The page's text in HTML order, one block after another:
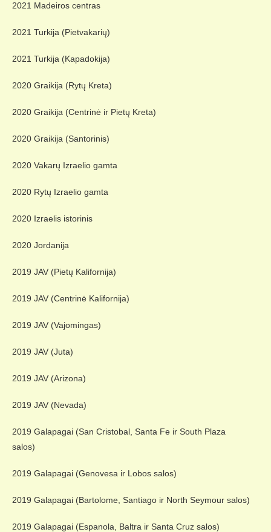
2021 Madeiros centras
2021 Turkija (Pietvakarių)
2021 Turkija (Kapadokija)
2020 Graikija (Rytų Kreta)
2020 Graikija (Centrinė ir Pietų Kreta)
2020 Graikija (Santorinis)
2020 Vakarų Izraelio gamta
2020 Rytų Izraelio gamta
2020 Izraelis istorinis
2020 Jordanija
2019 JAV (Pietų Kalifornija)
2019 JAV (Centrinė Kalifornija)
2019 JAV (Vajomingas)
2019 JAV (Juta)
2019 JAV (Arizona)
2019 JAV (Nevada)
2019 Galapagai (San Cristobal, Santa Fe ir South Plaza
salos)
2019 Galapagai (Genovesa ir Lobos salos)
2019 Galapagai (Bartolome, Santiago ir North Seymour salos)
2019 Galapagai (Espanola, Baltra ir Santa Cruz salos)